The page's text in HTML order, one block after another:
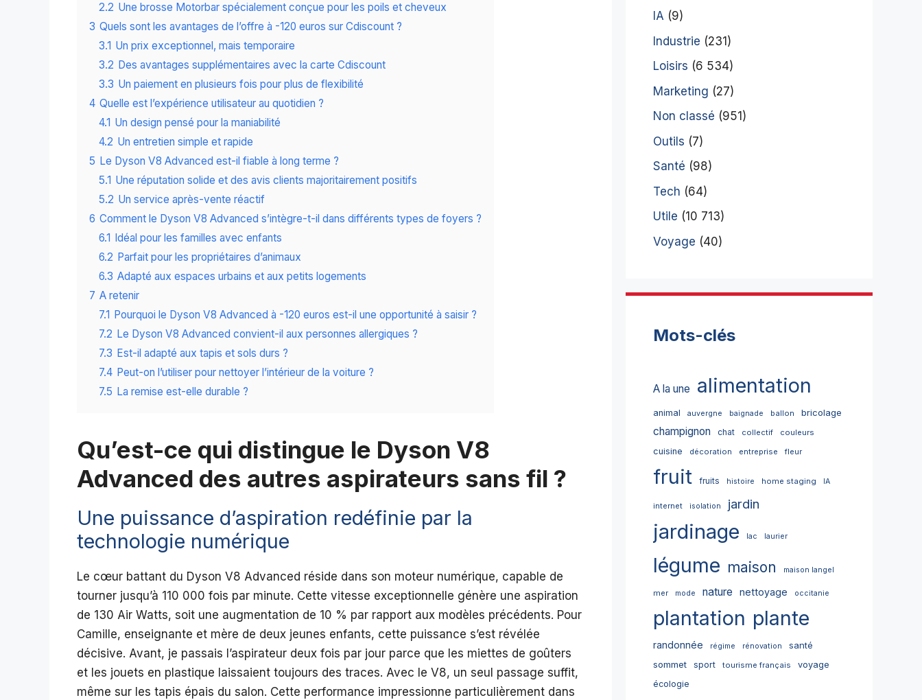
2.2 Une brosse Motorbar spécialement conçue pour les poils et cheveux
3 Quels sont les avantages de l’offre à -120 euros sur Cdiscount ?
3.1 Un prix exceptionnel, mais temporaire
3.2 Des avantages supplémentaires avec la carte Cdiscount
3.3 Un paiement en plusieurs fois pour plus de flexibilité
4 Quelle est l’expérience utilisateur au quotidien ?
4.1 Un design pensé pour la maniabilité
4.2 Un entretien simple et rapide
5 Le Dyson V8 Advanced est-il fiable à long terme ?
5.1 Une réputation solide et des avis clients majoritairement positifs
5.2 Un service après-vente réactif
6 Comment le Dyson V8 Advanced s’intègre-t-il dans différents types de foyers ?
6.1
Idéal pour les familles avec enfants
6.2 Parfait pour les propriétaires d’animaux
6.3 Adapté aux espaces urbains et aux petits logements
7 A retenir
7.1 Pourquoi le Dyson V8 Advanced à -120 euros est-il une opportunité à saisir ?
7.2 Le Dyson V8 Advanced convient-il aux personnes allergiques ?
7.3 Est-il adapté aux tapis et sols durs ?
7.4 Peut-on l’utiliser pour nettoyer l’intérieur de la voiture ?
7.5 La remise est-elle durable ?
Qu’est-ce qui distingue le Dyson V8
Advanced des autres aspirateurs sans fil ?
Une puissance d’aspiration redéfinie par la
technologie numérique
Le cœur battant du Dyson V8 Advanced réside dans son moteur numérique, capable de
tourner jusqu’à 110 000 fois par minute. Cette vitesse exceptionnelle génère une aspiration
de 130 Air Watts, soit une augmentation de 10 % par rapport aux modèles précédents. Pour
Camille, enseignante et mère de deux jeunes enfants, cette puissance s’est révélée
décisive. Avant, je passais l’aspirateur deux fois par jour parce que les miettes de goûters
et les jouets en plastique laissaient toujours des traces. Avec le V8, un seul passage suffit,
même sur les tapis épais du salon. Cette performance impressionne particulièrement dans
IA (9)
Industrie (231)
Loisirs (6 534)
Marketing (27)
Non classé (951)
Outils (7)
Santé (98)
Tech (64)
Utile (10 713)
Voyage (40)
Mots-clés
A la une alimentation
animal auvergne baignade ballon bricolage
champignon chat collectif couleurs
cuisine décoration entreprise fleur
fruit fruits histoire home staging IA
internet isolation jardin
jardinage lac laurier
légume maison maison langel
mer mode nature nettoyage occitanie
plantation plante
randonnée régime rénovation
santé
sommet
sport tourisme français
voyage
écologie